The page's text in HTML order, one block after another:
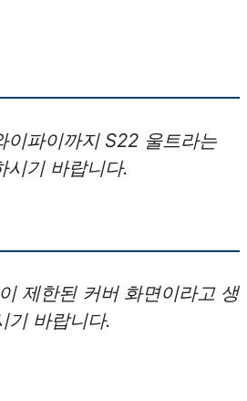
이파이까지 S22 울트라는
기 바랍니다.
제한된 커버 화면이라고 생
기 바랍니다.